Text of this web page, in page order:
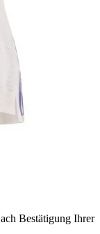
Bestätigung Ihrer